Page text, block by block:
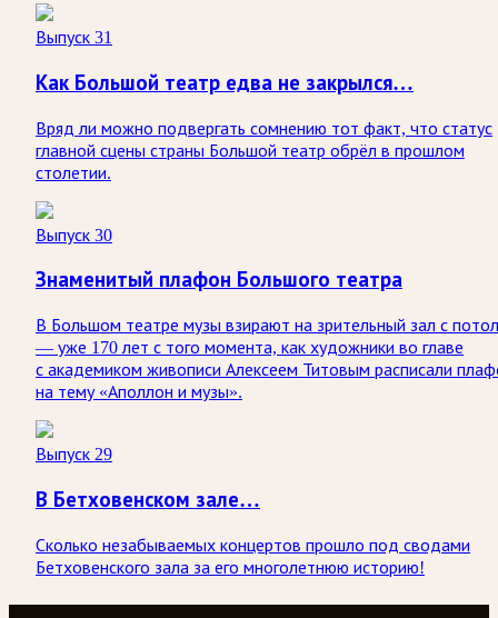
Выпуск 31
Как Большой театр едва не закрылся…
Вряд ли можно подвергать сомнению тот факт, что статус
главной сцены страны Большой театр обрёл в прошлом
столетии.
Выпуск 30
Знаменитый плафон Большого театра
В Большом театре музы взирают на зрительный зал с
— уже 170 лет с того момента, как художники во главе
с академиком живописи Алексеем Титовым расписали
на тему «Аполлон и музы».
Выпуск 29
В Бетховенском зале…
Сколько незабываемых концертов прошло под сводами
Бетховенского зала за его многолетнюю историю!